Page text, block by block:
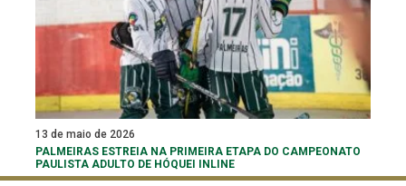
13 de maio de 2026
PALMEIRAS ESTREIA NA PRIMEIRA ETAPA DO CAMPEONATO
PAULISTA ADULTO DE HÓQUEI INLINE